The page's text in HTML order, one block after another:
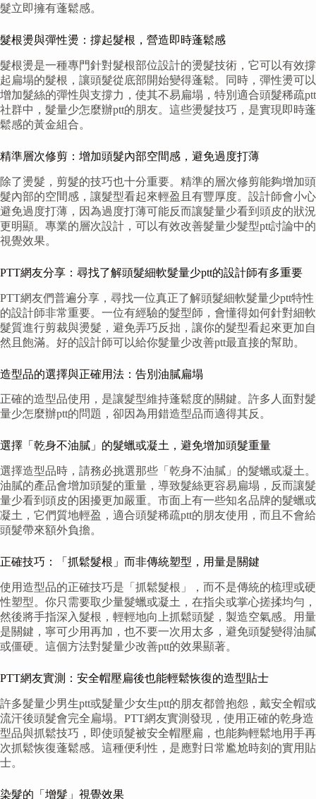
髮立即擁有蓬鬆感。
髮根燙與彈性燙：撐起髮根，營造即時蓬鬆感
髮根燙是一種專門針對髮根部位設計的燙髮技術，它可以有效撐
起扁塌的髮根，讓頭髮從底部開始變得蓬鬆。同時，彈性燙可以
增加髮絲的彈性與支撐力，使其不易扁塌，特別適合頭髮稀疏ptt
社群中，髮量少怎麼辦ptt的朋友。這些燙髮技巧，是實現即時蓬
鬆感的黃金組合。
精準層次修剪：增加頭髮內部空間感，避免過度打薄
除了燙髮，剪髮的技巧也十分重要。精準的層次修剪能夠增加頭
髮內部的空間感，讓髮型看起來輕盈且有豐厚度。設計師會小心
避免過度打薄，因為過度打薄可能反而讓髮量少看到頭皮的狀況
更明顯。專業的層次設計，可以有效改善髮量少髮型ptt討論中的
視覺效果。
PTT網友分享：尋找了解頭髮細軟髮量少ptt的設計師有多重要
PTT網友們普遍分享，尋找一位真正了解頭髮細軟髮量少ptt特性
的設計師非常重要。一位有經驗的髮型師，會懂得如何針對細軟
髮質進行剪裁與燙髮，避免弄巧反拙，讓你的髮型看起來更加自
然且飽滿。好的設計師可以給你髮量少改善ptt最直接的幫助。
造型品的選擇與正確用法：告別油膩扁塌
正確的造型品使用，是讓髮型維持蓬鬆度的關鍵。許多人面對髮
量少怎麼辦ptt的問題，卻因為用錯造型品而適得其反。
選擇「乾身不油膩」的髮蠟或凝土，避免增加頭髮重量
選擇造型品時，請務必挑選那些「乾身不油膩」的髮蠟或凝土。
油膩的產品會增加頭髮的重量，導致髮絲更容易扁塌，反而讓髮
量少看到頭皮的困擾更加嚴重。市面上有一些知名品牌的髮蠟或
凝土，它們質地輕盈，適合頭髮稀疏ptt的朋友使用，而且不會給
頭髮帶來額外負擔。
正確技巧：「抓鬆髮根」而非傳統塑型，用量是關鍵
使用造型品的正確技巧是「抓鬆髮根」，而不是傳統的梳理或硬
性塑型。你只需要取少量髮蠟或凝土，在指尖或掌心搓揉均勻，
然後將手指深入髮根，輕輕地向上抓鬆頭髮，製造空氣感。用量
是關鍵，寧可少用再加，也不要一次用太多，避免頭髮變得油膩
或僵硬。這個方法對髮量少改善ptt的效果顯著。
PTT網友實測：安全帽壓扁後也能輕鬆恢復的造型貼士
許多髮量少男生ptt或髮量少女生ptt的朋友都曾抱怨，戴安全帽或
流汗後頭髮會完全扁塌。PTT網友實測發現，使用正確的乾身造
型品與抓鬆技巧，即使頭髮被安全帽壓扁，也能夠輕鬆地用手再
次抓鬆恢復蓬鬆感。這種便利性，是應對日常尷尬時刻的實用貼
士。
染髮的「增髮」視覺效果